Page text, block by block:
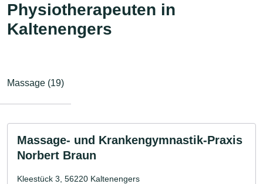
Physiotherapeuten in
Kaltenengers
Massage (19)
Massage- und Krankengymnastik-Praxis
Norbert Braun
Kleestück 3, 56220 Kaltenengers